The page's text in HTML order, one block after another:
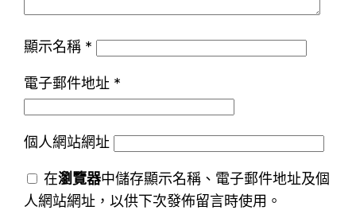
顯示名稱 *
電子郵件地址 *
個人網站網址
在瀏覽器中儲存顯示名稱、電子郵件地址及個
人網站網址，以供下次發佈留言時使用。